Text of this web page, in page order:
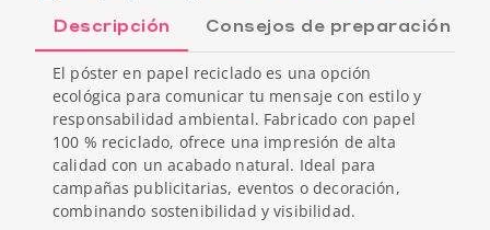
Descripción Consejos de preparación
El póster en papel reciclado es una opción
ecológica para comunicar tu mensaje con estilo y
responsabilidad ambiental. Fabricado con papel
100 % reciclado, ofrece una impresión de alta
calidad con un acabado natural. Ideal para
campañas publicitarias, eventos o decoración,
combinando sostenibilidad y visibilidad.